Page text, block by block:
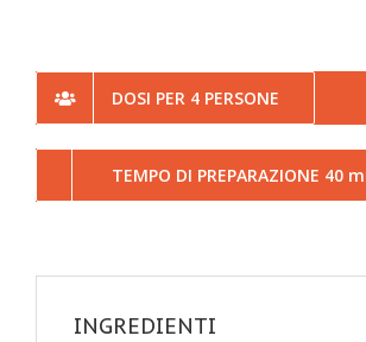
DOSI PER 4 PERSONE
TEMPO DI PREPARAZIONE 40
INGREDIENTI